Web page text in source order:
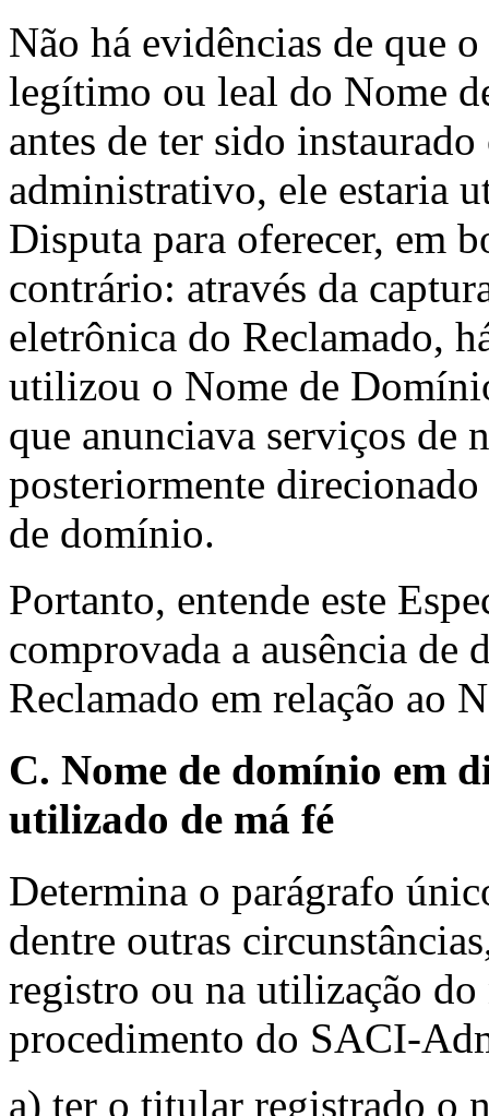
Não há evidências de que
legítimo ou leal do Nome
antes de ter sido
administrativo, ele estaria
Disputa para oferecer, em
contrário: através da
eletrônica do Reclamado,
utilizou o Nome de
que anunciava serviços de
posteriormente
de domínio.
Portanto, entende este
comprovada a ausência de
Reclamado em relação ao
C. Nome de domínio em
utilizado de má fé
Determina o parágrafo
dentre outras
registro ou na utilização
procedimento do SACI-
a) ter o titular registrado o